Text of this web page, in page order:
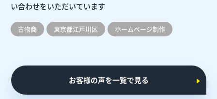
い合わせをいただいています
古物商 東京都江戸川区 ホームぺージ制作
お客様の声を一覧で見る